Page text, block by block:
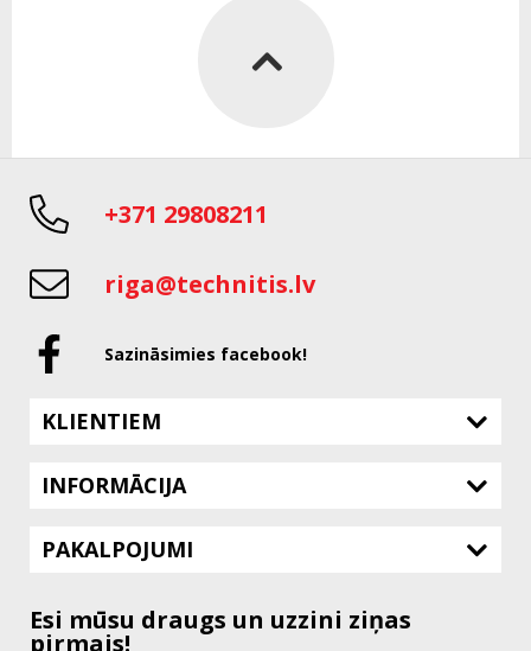
+371 29808211
riga@technitis.lv
Sazināsimies facebook!
KLIENTIEM
INFORMĀCIJA
PAKALPOJUMI
Esi mūsu draugs un uzzini ziņas
pirmais!